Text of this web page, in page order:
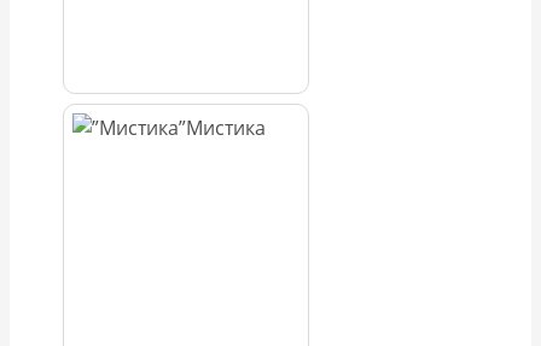
Мистика